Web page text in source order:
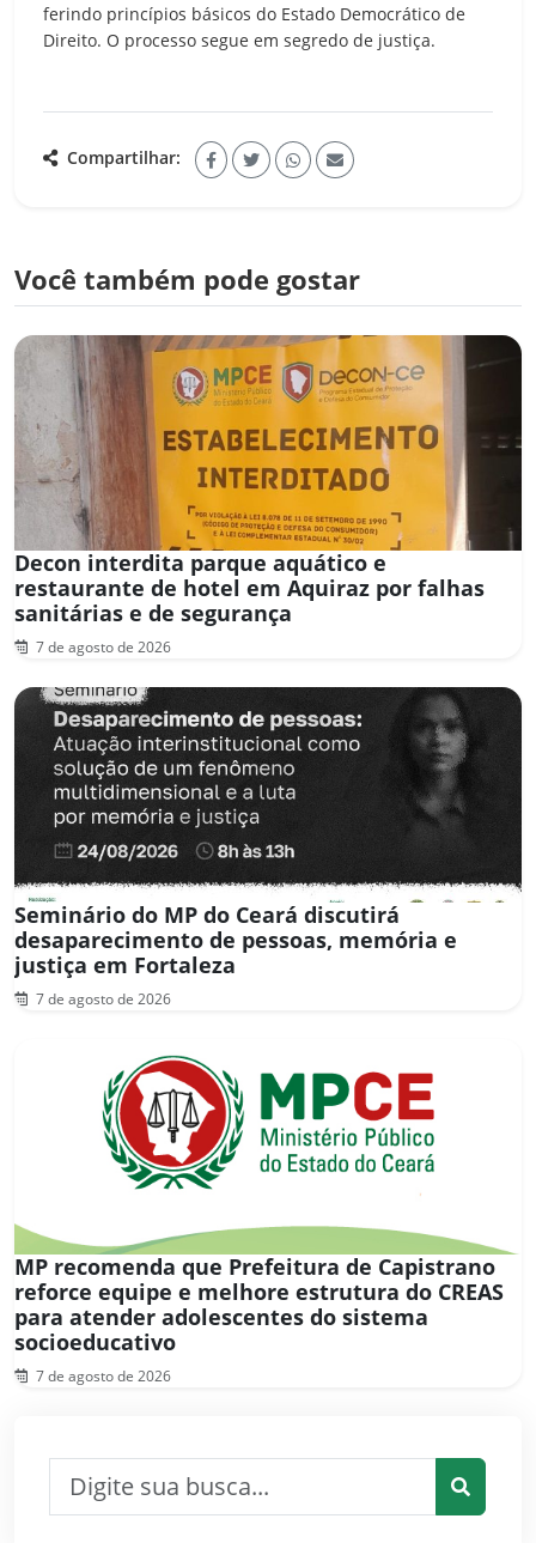
ferindo princípios básicos do Estado Democrático de
Direito. O processo segue em segredo de justiça.
Compartilhar:
Você também pode gostar
Decon interdita parque aquático e
restaurante de hotel em Aquiraz por falhas
sanitárias e de segurança
7 de agosto de 2026
Seminário do MP do Ceará discutirá
desaparecimento de pessoas, memória e
justiça em Fortaleza
7 de agosto de 2026
MP recomenda que Prefeitura de Capistrano
reforce equipe e melhore estrutura do CREAS
para atender adolescentes do sistema
socioeducativo
7 de agosto de 2026